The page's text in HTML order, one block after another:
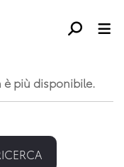
è più disponibile.